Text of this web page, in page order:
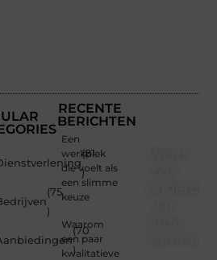
(81
)
(75
)
(70
)
RECENTE
BERICHTEN
Een
werkplek
die voelt als
een slimme
keuze
Waarom
een paar
kwalitatieve